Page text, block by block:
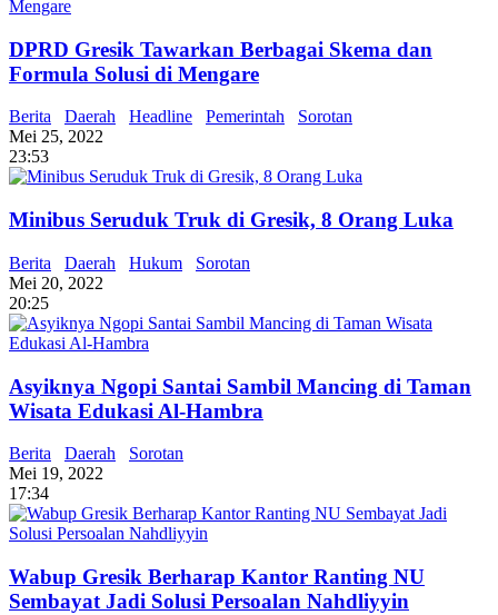
DPRD Gresik Tawarkan Berbagai Skema dan
Formula Solusi di Mengare
Berita Daerah Headline Pemerintah
Sorotan
Mei 25, 2022
23:53
Minibus Seruduk Truk di Gresik, 8 Orang Luka
Berita Daerah Hukum
Sorotan
Mei 20, 2022
20:25
Asyiknya Ngopi Santai Sambil Mancing di Taman
Wisata Edukasi Al-Hambra
Berita Daerah
Sorotan
Mei 19, 2022
17:34
Wabup Gresik Berharap Kantor Ranting NU
Sembayat Jadi Solusi Persoalan Nahdliyyin